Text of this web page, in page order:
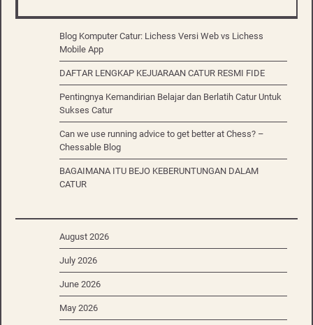
Blog Komputer Catur: Lichess Versi Web vs Lichess
Mobile App
DAFTAR LENGKAP KEJUARAAN CATUR RESMI FIDE
Pentingnya Kemandirian Belajar dan Berlatih Catur Untuk
Sukses Catur
Can we use running advice to get better at Chess? –
Chessable Blog
BAGAIMANA ITU BEJO KEBERUNTUNGAN DALAM
CATUR
August 2026
July 2026
June 2026
May 2026